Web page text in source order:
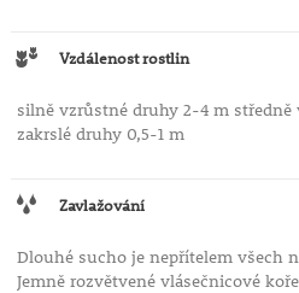
Vzdálenost rostlin
silně vzrůstné druhy 2-4 m středně
zakrslé druhy 0,5-1 m
Zavlažování
Dlouhé sucho je nepřítelem všech
Jemně rozvětvené vlásečnicové